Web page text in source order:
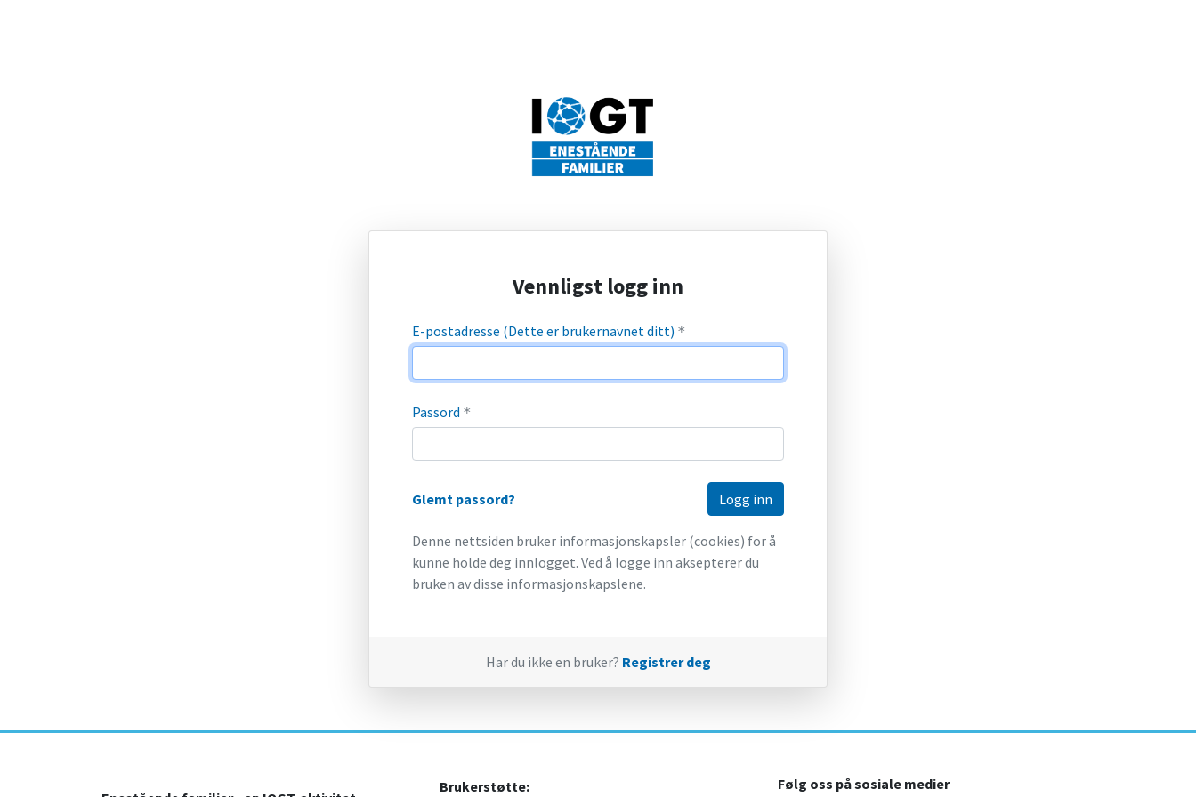
Vennligst logg inn
E-postadresse (Dette er brukernavnet ditt) *
Passord *
Glemt passord?
Denne nettsiden bruker informasjonskapsler (cookies) for å
kunne holde deg innlogget. Ved å logge inn aksepterer du
bruken av disse informasjonskapslene.
Har du ikke en bruker? Registrer deg
Brukerstøtte:
Følg oss på sosiale medier